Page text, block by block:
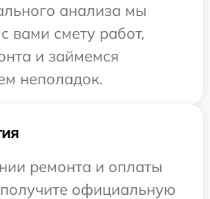
анализа мы
вами смету работ,
и займемся
неполадок.
ремонта и оплаты
официальную